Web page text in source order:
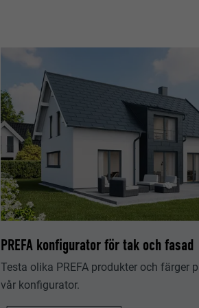
PREFA konfigurator för tak och fasad
Testa olika PREFA produkter och färger
vår konfigurator.
data om
att
oss"-